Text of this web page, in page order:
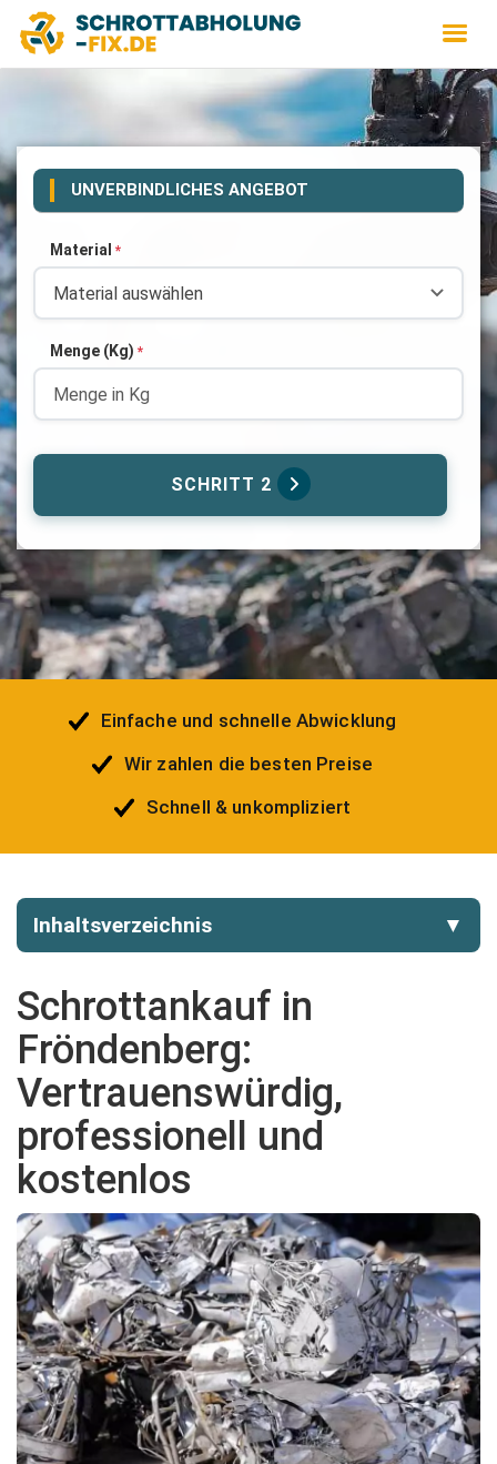
UNVERBINDLICHES ANGEBOT
Material *
Menge (Kg) *
SCHRITT 2
Einfache und schnelle Abwicklung
Wir zahlen die besten Preise
Schnell & unkompliziert
Inhaltsverzeichnis ▼
Schrottankauf in
Fröndenberg:
Vertrauenswürdig,
professionell und
kostenlos